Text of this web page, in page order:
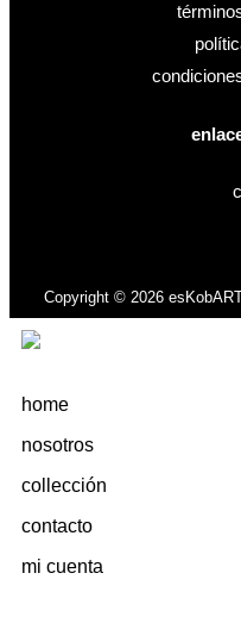
Copyright © 2026
home
nosotros
collección
contacto
mi cuenta